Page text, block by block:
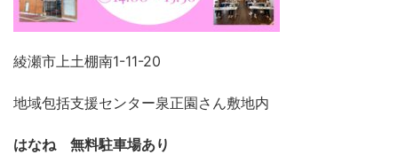
綾瀬市上土棚南1-11-20
地域包括支援センター泉正園さん敷地内
はなね 無料駐車場あり